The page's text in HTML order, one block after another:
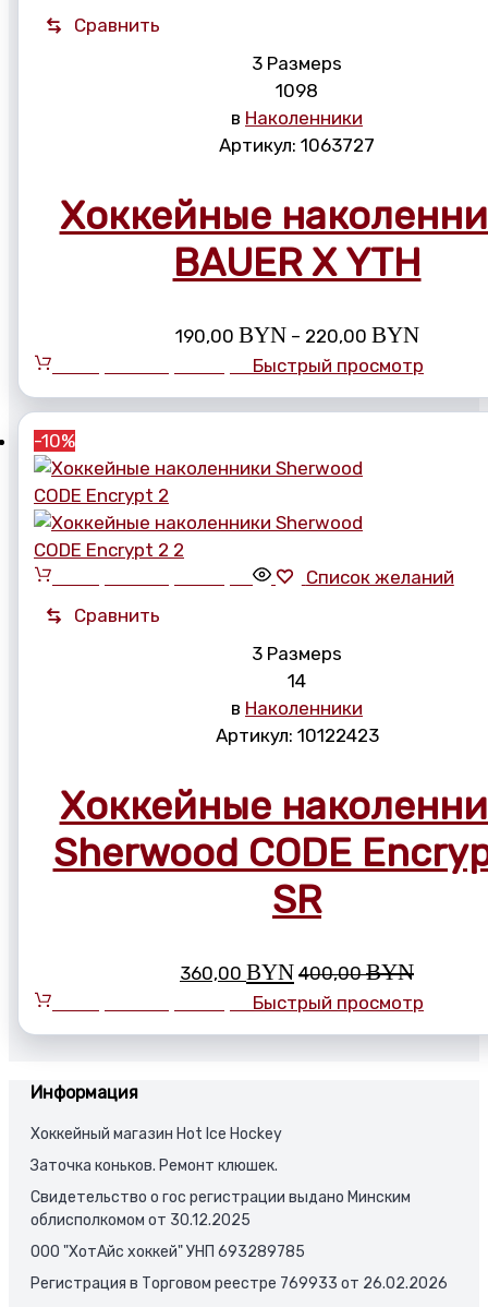
Сравнить
3 Размерs
1098
в Наколенники
Артикул: 1063727
Хоккейные
BAUER X YTH
190,00 BYN – 220,00 BYN
цен:
–
Быстрый просмотр
-10%
Список желаний
Сравнить
3 Размерs
14
в Наколенники
Артикул: 10122423
Хоккейные
Sherwood CODE
SR
360,00 BYN 400,00BYN
Быстрый просмотр
Информация
Хоккейный магазин Hot Ice Hockey
Заточка коньков. Ремонт клюшек.
Свидетельство о гос регистрации выдано Минским
облисполкомом от 30.12.2025
ООО "ХотАйс хоккей" УНП 693289785
Регистрация в Торговом реестре 769933 от 26.02.2026